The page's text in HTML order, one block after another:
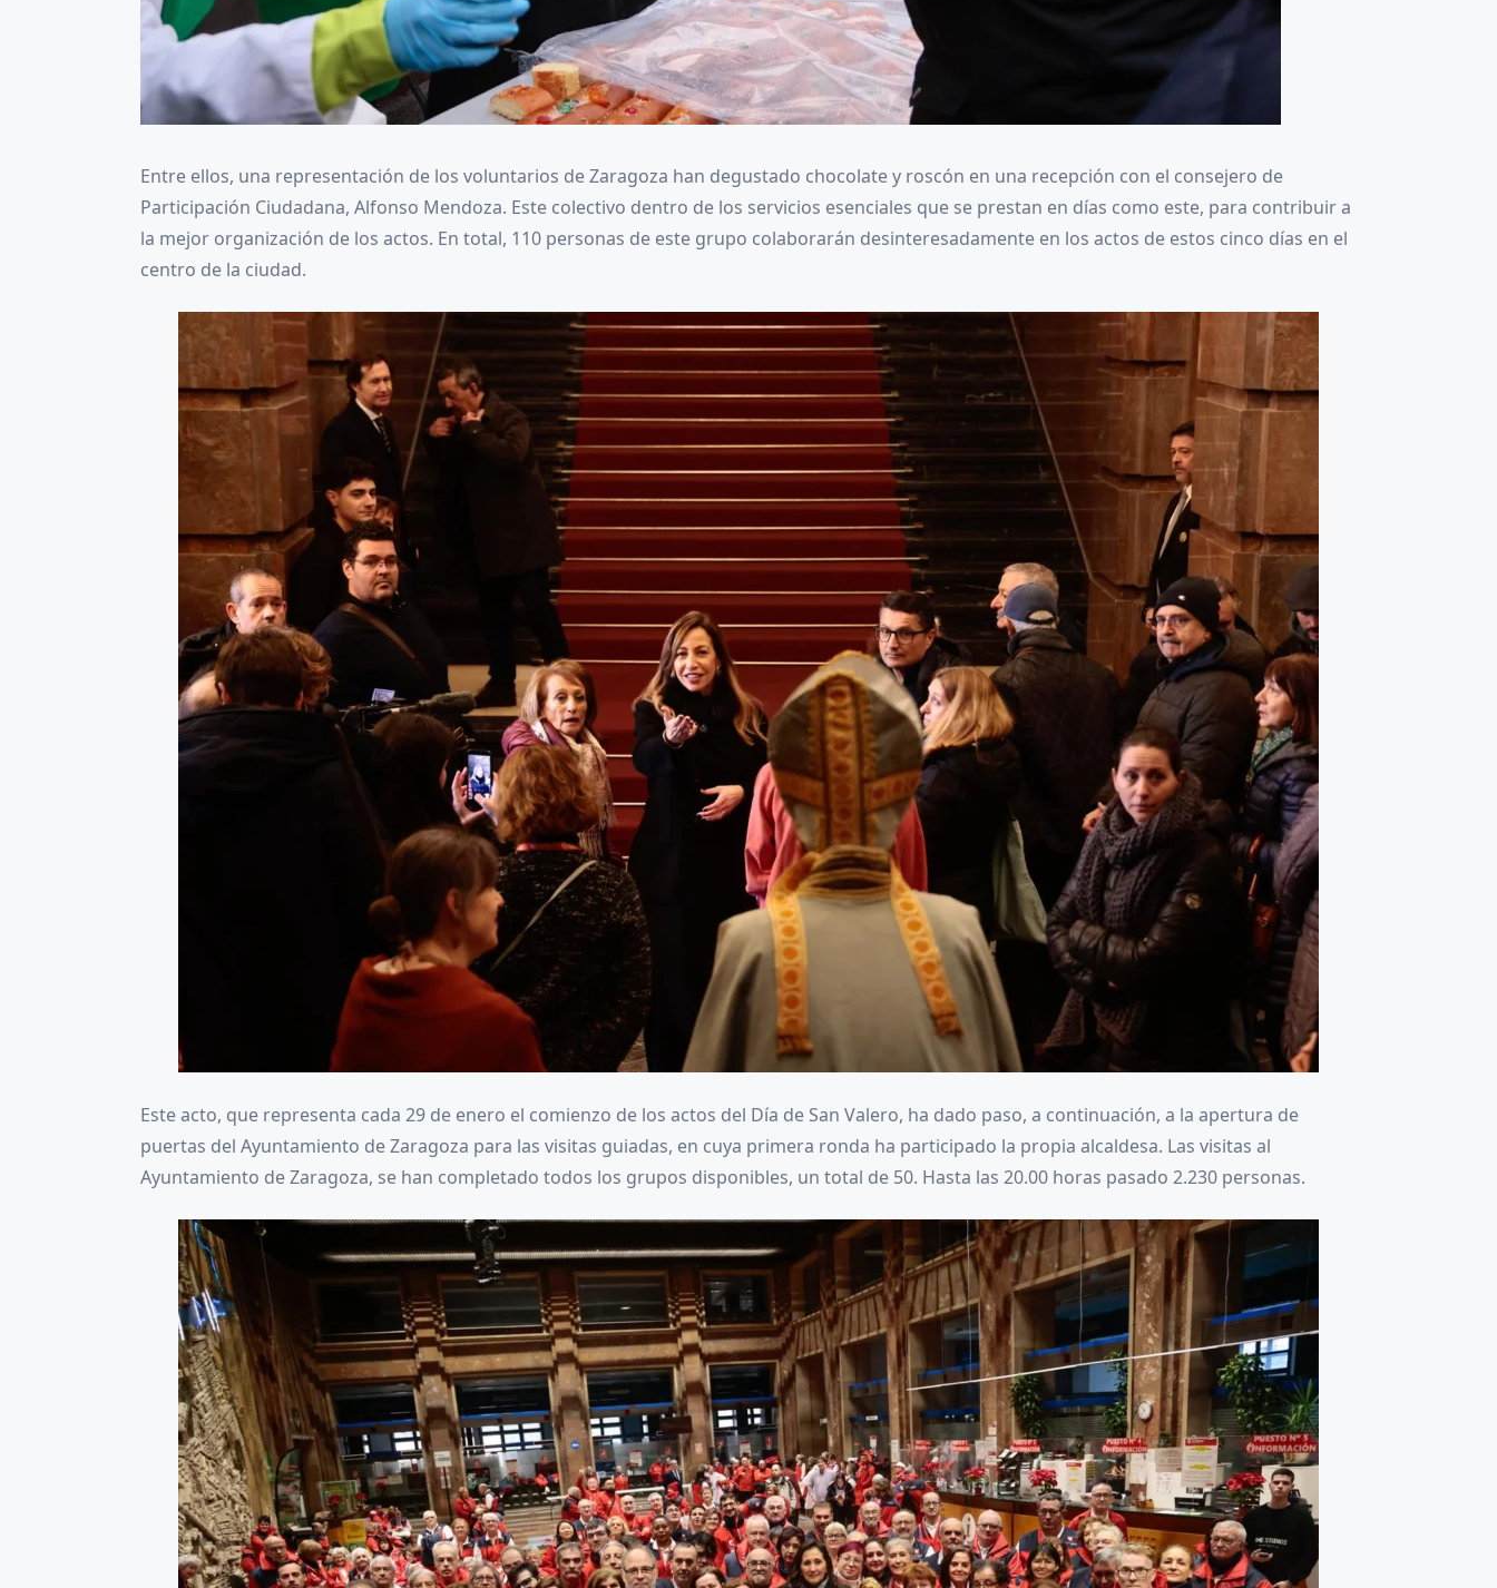
Entre ellos, una representación de los voluntarios de Zaragoza han degustado chocolate y roscón en una recepción con el consejero de
Participación Ciudadana, Alfonso Mendoza. Este colectivo dentro de los servicios esenciales que se prestan en días como este, para contribuir a
la mejor organización de los actos. En total, 110 personas de este grupo colaborarán desinteresadamente en los actos de estos cinco días en el
centro de la ciudad.
Este acto, que representa cada 29 de enero el comienzo de los actos del Día de San Valero, ha dado paso, a continuación, a la apertura de
puertas del Ayuntamiento de Zaragoza para las visitas guiadas, en cuya primera ronda ha participado la propia alcaldesa. Las visitas al
Ayuntamiento de Zaragoza, se han completado todos los grupos disponibles, un total de 50. Hasta las 20.00 horas pasado 2.230 personas.